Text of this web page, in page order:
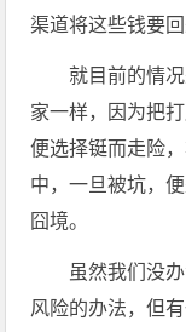
渠道将这些钱要回
就目前的情
家一样，因为把
便选择铤而走险
中，一旦被坑，
囧境。
虽然我们没
风险的办法，但